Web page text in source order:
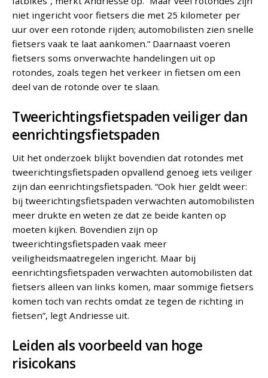
niet ingericht voor fietsers die met 25 kilometer per
uur over een rotonde rijden; automobilisten zien snelle
fietsers vaak te laat aankomen.” Daarnaast voeren
fietsers soms onverwachte handelingen uit op
rotondes, zoals tegen het verkeer in fietsen om een
deel van de rotonde over te slaan.
Tweerichtingsfietspaden veiliger dan
eenrichtingsfietspaden
Uit het onderzoek blijkt bovendien dat rotondes met
tweerichtingsfietspaden opvallend genoeg iets veiliger
zijn dan eenrichtingsfietspaden. “Ook hier geldt weer:
bij tweerichtingsfietspaden verwachten automobilisten
meer drukte en weten ze dat ze beide kanten op
moeten kijken. Bovendien zijn op
tweerichtingsfietspaden vaak meer
veiligheidsmaatregelen ingericht. Maar bij
eenrichtingsfietspaden verwachten automobilisten dat
fietsers alleen van links komen, maar sommige fietsers
komen toch van rechts omdat ze tegen de richting in
fietsen”, legt Andriesse uit.
Leiden als voorbeeld van hoge
risicokans